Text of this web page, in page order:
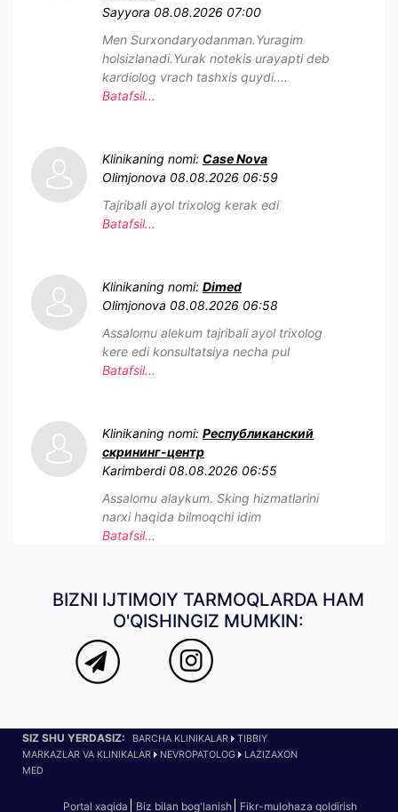
Sayyora 08.08.2026 07:00
Men Surxondaryodanman.Yuragim
holsizlanadi.Yurak notekis urayapti deb
kardiolog vrach tashxis quydi....
Batafsil...
Klinikaning nomi: Case Nova
Olimjonova 08.08.2026 06:59
Tajribali ayol trixolog kerak edi
Batafsil...
Klinikaning nomi: Dimed
Olimjonova 08.08.2026 06:58
Assalomu alekum tajribali ayol trixolog
kere edi konsultatsiya necha pul
Batafsil...
Klinikaning nomi: Республиканский
скрининг-центр
Karimberdi 08.08.2026 06:55
Assalomu alaykum. Sking hizmatlarini
narxi haqida bilmoqchi idim
Batafsil...
BIZNI IJTIMOIY TARMOQLARDA HAM
O'QISHINGIZ MUMKIN:
SIZ SHU YERDASIZ: BARCHA KLINIKALAR
TIBBIY
MARKAZLAR VA KLINIKALAR
NEVROPATOLOG
LAZIZAXON
MED
Portal xaqida Biz bilan bog'lanish Fikr-mulohaza qoldirish